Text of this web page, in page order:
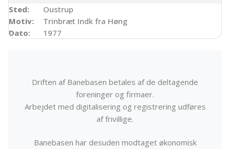
Sted:
Oustrup
Motiv:
Trinbræt Indk fra Høng
Dato:
1977
Driften af Banebasen betales af de deltagende
foreninger og firmaer.
Arbejdet med digitalisering og registrering udføres
af frivillige.
Banebasen har desuden modtaget økonomisk